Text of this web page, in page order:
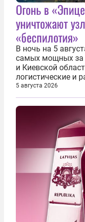
Огонь в
уничтожают
«беспилотия»
В ночь на 5
самых мощных за
и Киевской
логистические и
которые ВСУ
доставки
назначения.
5 августа 2026